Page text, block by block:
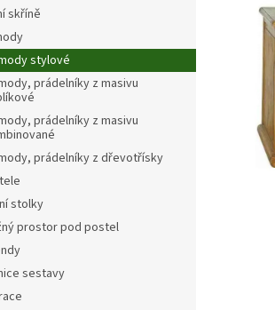
skříně
stylové
prádelníky z masivu
prádelníky z masivu
prádelníky z dřevotřísky
stolky
prostor pod postel
sestavy